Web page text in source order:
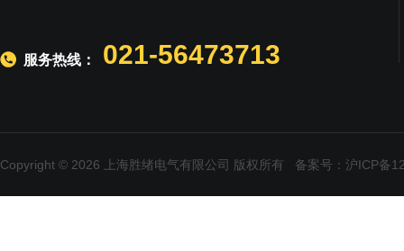
服务热线： 021-56473713
Copyright © 2026 上海胜绪电气有限公司 版权所有 备案号：沪ICP备